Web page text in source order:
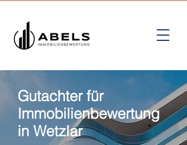
Gutachter für
Immobilienbewertung
in Wetzlar